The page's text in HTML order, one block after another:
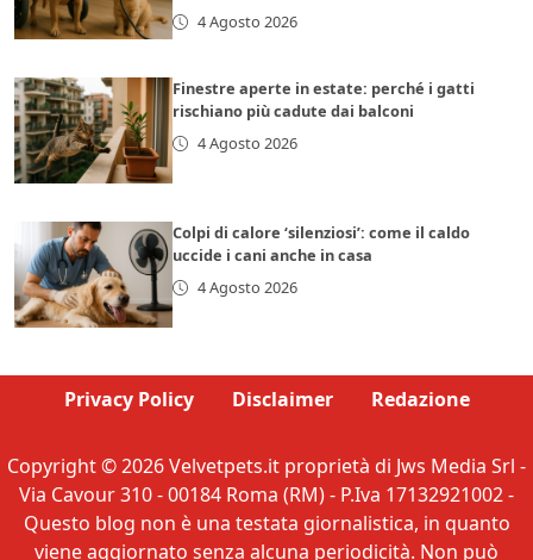
4 Agosto 2026
Finestre aperte in estate: perché i gatti
rischiano più cadute dai balconi
4 Agosto 2026
Colpi di calore ‘silenziosi’: come il caldo
uccide i cani anche in casa
4 Agosto 2026
Privacy Policy Disclaimer Redazione
Copyright © 2026 Velvetpets.it proprietà di Jws Media Srl -
Via Cavour 310 - 00184 Roma (RM) - P.Iva 17132921002 -
Questo blog non è una testata giornalistica, in quanto
viene aggiornato senza alcuna periodicità. Non può